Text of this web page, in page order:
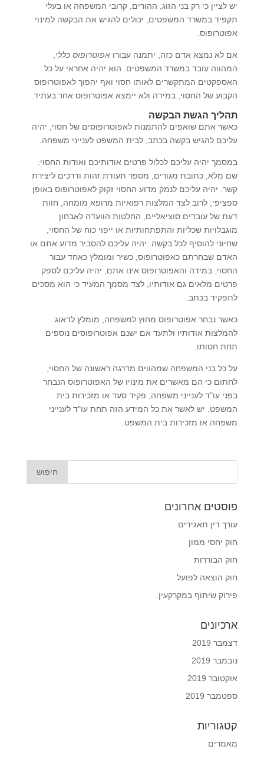
יש לציין כי רק בני הזוג, ההורים, קרובי המשפחה או בעלי
תקפיד במשרד המשפטים, יכולים להגיש את הבקשה למינוי
אפוטרופוס.
אם לא נמצא אדם כזה, יתמנה עבורו אפוטרופוס כללי
המהווה עובד במשרד המשפטים. הוא יהיה אחראי על כל
האספקטים המתקשרים לאותו חסוי ואף יהפוך לאפוטרופוס
הקבוע של החסוי, במידה ולא יימצא אפוטרופוס אחר בעתיד.
תהליך הגשת הבקשה
כאשר אתם שואפים להתמנות לאפוטרופוסים של חסוי, יהיה
עליכם להגיש בקשה בכתב, לבית המשפט לענייני משפחה.
במסמך יהיה עליכם לכלול פרטים אודותיכם ואודות החסוי:
שם מלא, כתובת מגורים, מספר תעודת זהות ודרכים ליצירת
קשר. יהיה עליכם לנמק מדוע החסוי זקוק לאפוטרופוס באופן
ספציפי, לרוב לצד המלצות רפואיות מרופא מומחה, חוות
דעת של עובדים סוציאליים, החלטות הוועדה לאבחון
מוגבלויות שכליות והתפתחותיות או ייפוי כוח של החסוי,
שחיוני להוסיף לכל בקשה. יהיה עליכם להסביר מדוע אתם או
האדם שבחרתם כאפוטרופוס, כשיר ומומלץ כאחד עבור
החסוי. במידה והאפוטרופוס אינו אתם, יהיה עליכם לספק
פרטים מלאים גם אודותיו, לצד מסמך המעיד כי הוא מסכים
לתפקיד בכתב.
כאשר נבחר אפוטרופוס מחוץ למשפחה, מומלץ לדאוג
להמלצות אודותיו ולתעד אם ישנם אפוטרופוסים נוספים
תחת חסותו.
על כל בני המשפחה שמהווים מדרגה ראשונה של החסוי,
לחתום כי הם מאשרים את מינויו של האפוטרופוס הנבחר
בפני עו"ד לענייני משפחה, פקיד סעד או מזכירות בית
המשפט. יש לאשר את כל המידע הזה תחת עו"ד לענייני
משפחה או מזכירות בית המשפט.
פוסטים אחרונים
עורך דין תאגידים
חוק יחסי ממון
חוק הבוררות
חוק הוצאה לפועל
פירוק שיתוף במקרקעין.
ארכיונים
דצמבר 2019
נובמבר 2019
אוקטובר 2019
ספטמבר 2019
קטגוריות
מאמרים